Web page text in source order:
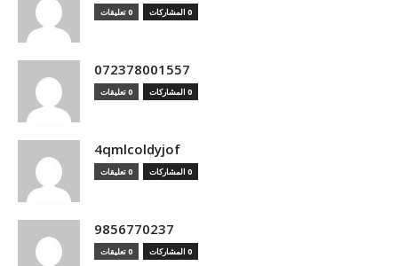
0 المشاركات 0 تعليقات
072378001557
0 المشاركات 0 تعليقات
4qmlcoldyjof
0 المشاركات 0 تعليقات
9856770237
0 المشاركات 0 تعليقات